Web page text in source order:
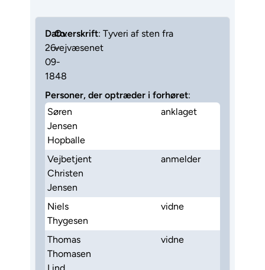
Dato:
26-
09-
1848
Overskrift: Tyveri af sten fra
vejvæsenet
Personer, der optræder i forhøret:
Søren
Jensen
Hopballe
anklaget
Vejbetjent
Christen
Jensen
anmelder
Niels
Thygesen
vidne
Thomas
Thomasen
vidne